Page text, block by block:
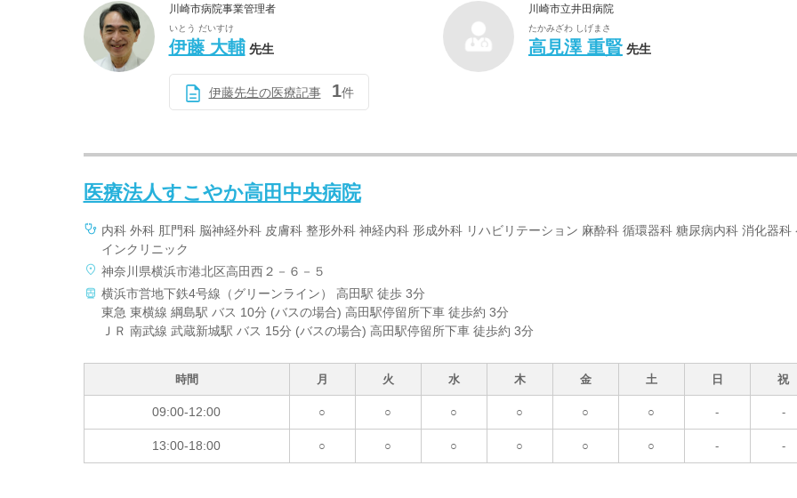
川崎市病院事業管理者
いとう だいすけ
伊藤 大輔 先生
伊藤先生の医療記事 1件
川崎市立井田病院
たかみざわ しげまさ
高見澤 重賢 先生
医療法人すこやか高田中央病院
内科 外科 肛門科 脳神経外科 皮膚科 整形外科 神経内科 形成外科 リハビリテーション 麻酔科 循環器科 糖尿病内科 消化器科
インクリニック
神奈川県横浜市港北区高田西２－６－５
横浜市営地下鉄4号線（グリーンライン） 高田駅 徒歩 3分
東急 東横線 綱島駅 バス 10分 (バスの場合) 高田駅停留所下車 徒歩約 3分
ＪＲ 南武線 武蔵新城駅 バス 15分 (バスの場合) 高田駅停留所下車 徒歩約 3分
時間 月 火 水 木 金 土 日 祝
09:00-12:00 ○ ○ ○ ○ ○ ○ - -
13:00-18:00 ○ ○ ○ ○ ○ ○ - -